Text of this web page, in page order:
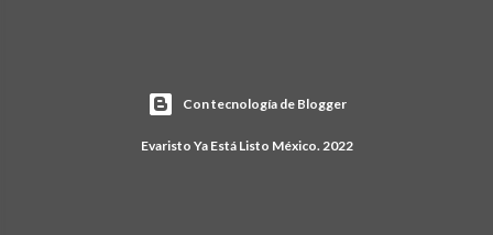
Con tecnología de Blogger
Evaristo Ya Está Listo México. 2022